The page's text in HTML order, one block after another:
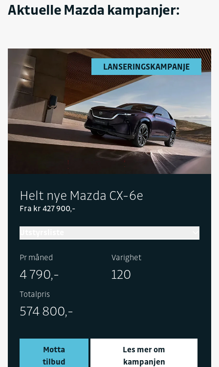
Aktuelle Mazda kampanjer:
LANSERINGSKAMPANJE
Helt nye Mazda CX-6e
Fra kr 427 900,-
Pr måned
4 790,-
Varighet
120
Totalpris
574 800,-
Motta
tilbud
Les mer om
kampanjen